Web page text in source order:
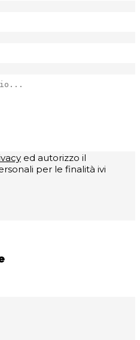
ed autorizzo il
per le finalità ivi